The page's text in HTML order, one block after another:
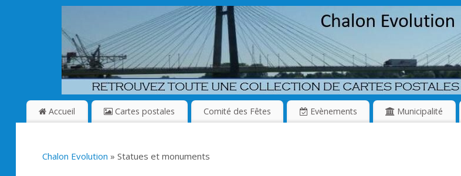
Accueil Cartes postales Comité des Fêtes Evènements Municipalité
Chalon Evolution » Statues et monuments